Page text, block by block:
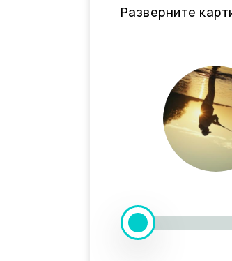
Разверните